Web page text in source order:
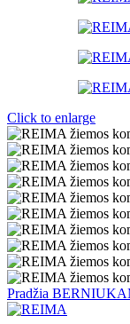
Click to enlarge
Pradžia